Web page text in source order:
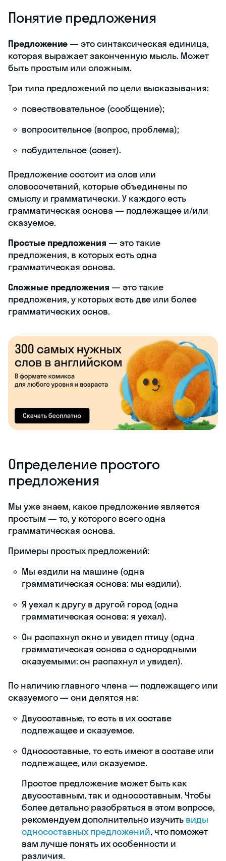
Понятие предложения
Предложение— это синтаксическая единица,
которая выражает законченную мысль. Может
быть простым или сложным.
Три типа предложений по цели высказывания:
повествовательное (сообщение);
вопросительное (вопрос, проблема);
побудительное (совет).
Предложение состоит из слов или
словосочетаний, которые объединены по
смыслу и грамматически. У каждого есть
грамматическая основа — подлежащее и/или
сказуемое.
Простые предложения — это такие
предложения, в которых есть одна
грамматическая основа.
Сложные предложения — это такие
предложения, у которых есть две или более
грамматических основ.
Определение простого
предложения
Мы уже знаем, какое предложение является
простым — то, у которого всего одна
грамматическая основа.
Примеры простых предложений:
Мы ездили на машине (одна
грамматическая основа: мы ездили).
Я уехал к другу в другой город (одна
грамматическая основа: я уехал).
Он распахнул окно и увидел птицу (одна
грамматическая основа с однородными
сказуемыми: он распахнул и увидел).
По наличию главного члена — подлежащего или
сказуемого — они делятся на:
Двусоставные, то есть в их составе
подлежащее и сказуемое.
Односоставные, то есть имеют в составе или
подлежащее, или сказуемое.
Простое предложение может быть как
двусоставным, так и односоставным. Чтобы
более детально разобраться в этом вопросе,
рекомендуем дополнительно изучить виды
односоставных предложений, что поможет
вам лучше понять их особенности и
различия.